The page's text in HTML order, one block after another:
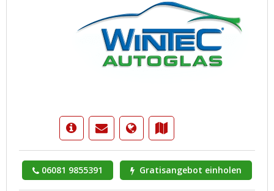
06081 9855391 Gratisangebot einholen